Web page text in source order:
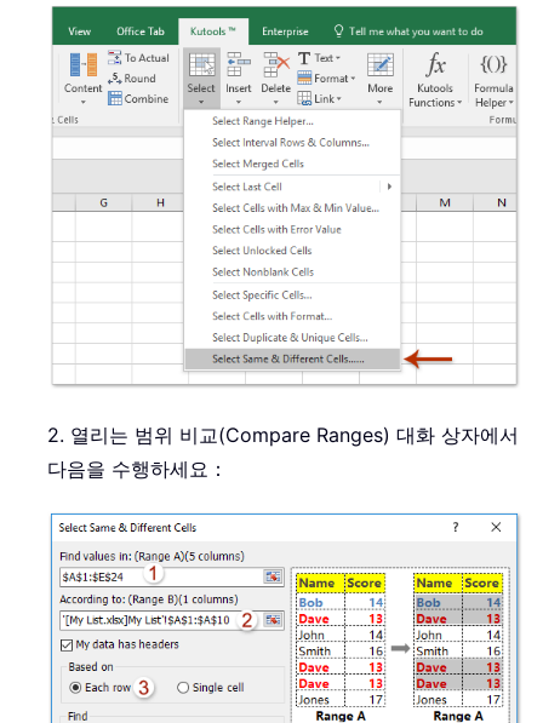
2. 열리는 범위 비교(Compare Ranges) 대화 상자에서
다음을 수행하세요：